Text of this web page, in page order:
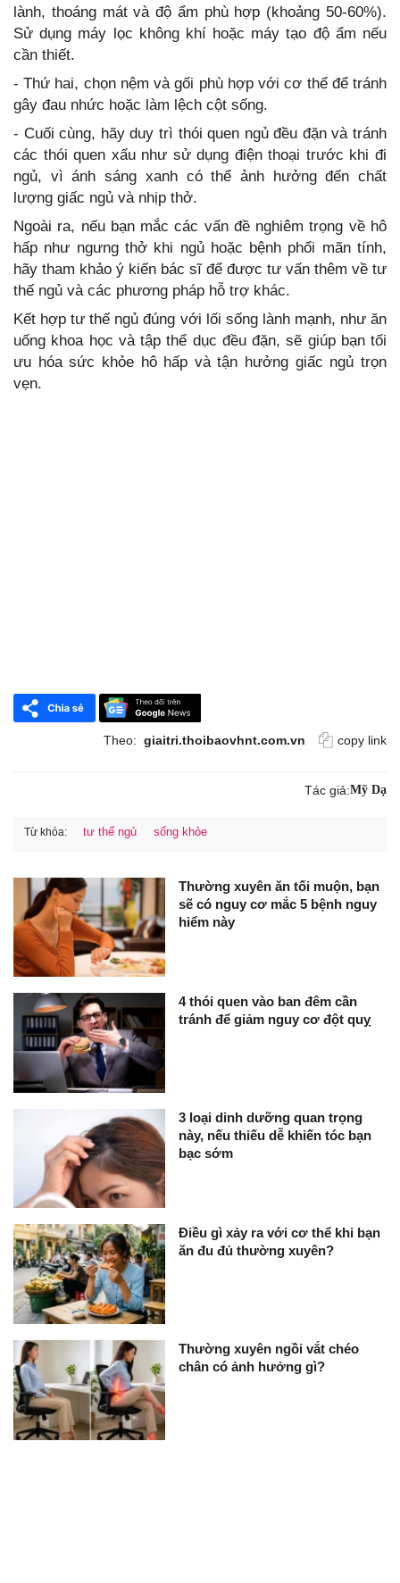
lành, thoáng mát và độ ẩm phù hợp (khoảng 50-60%).
Sử dụng máy lọc không khí hoặc máy tạo độ ẩm nếu
cần thiết.
- Thứ hai, chọn nệm và gối phù hợp với cơ thể để tránh
gây đau nhức hoặc làm lệch cột sống.
- Cuối cùng, hãy duy trì thói quen ngủ đều đặn và tránh
các thói quen xấu như sử dụng điện thoại trước khi đi
ngủ, vì ánh sáng xanh có thể ảnh hưởng đến chất
lượng giấc ngủ và nhịp thở.
Ngoài ra, nếu bạn mắc các vấn đề nghiêm trọng về hô
hấp như ngưng thở khi ngủ hoặc bệnh phổi mãn tính,
hãy tham khảo ý kiến bác sĩ để được tư vấn thêm về tư
thế ngủ và các phương pháp hỗ trợ khác.
Kết hợp tư thế ngủ đúng với lối sống lành mạnh, như ăn
uống khoa học và tập thể dục đều đặn, sẽ giúp bạn tối
ưu hóa sức khỏe hô hấp và tận hưởng giấc ngủ trọn
vẹn.
Theo: giaitri.thoibaovhnt.com.vn copy link
Tác giả:Mỹ Dạ
Từ khóa: tư thế ngủ sống khỏe
Thường xuyên ăn tối muộn, bạn
sẽ có nguy cơ mắc 5 bệnh nguy
hiểm này
4 thói quen vào ban đêm cần
tránh để giảm nguy cơ đột quỵ
3 loại dinh dưỡng quan trọng
này, nếu thiếu dễ khiến tóc bạn
bạc sớm
Điều gì xảy ra với cơ thể khi bạn
ăn đu đủ thường xuyên?
Thường xuyên ngồi vắt chéo
chân có ảnh hưởng gì?